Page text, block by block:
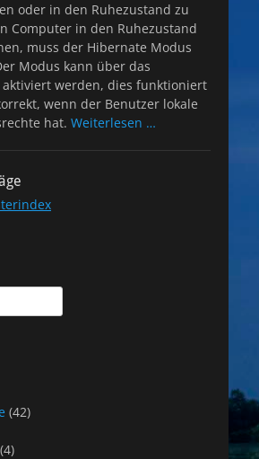
oder in den Ruhezustand zu
Computer in den Ruhezustand
muss der Hibernate Modus
Modus kann über das
aktiviert werden, dies funktioniert
wenn der Benutzer lokale
hat. Weiterlesen …
(42)
(4)